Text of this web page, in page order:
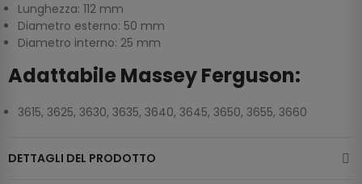
Lunghezza: 112 mm
Diametro esterno: 50 mm
Diametro interno: 25 mm
Adattabile Massey Ferguson:
3615, 3625, 3630, 3635, 3640, 3645, 3650, 3655, 3660
DETTAGLI DEL PRODOTTO